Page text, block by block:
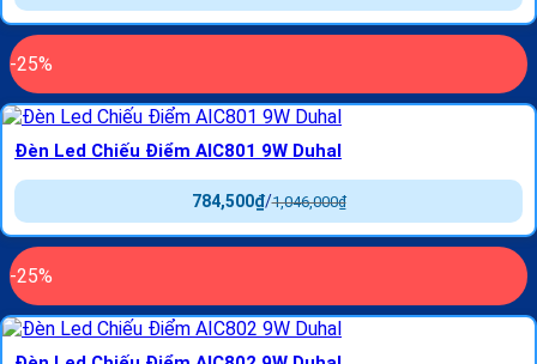
-25%
Đèn Led Chiếu Điểm AIC801 9W Duhal
1,046,000₫
/
784,500₫
-25%